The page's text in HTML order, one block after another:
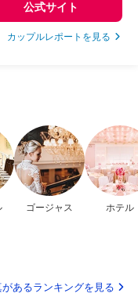
公式サイト
カップルレポートを見る
ゴージャス ホテル
あるランキングを見る